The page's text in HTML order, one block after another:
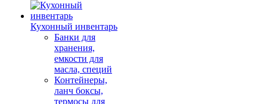
Кухонный инвентарь
Банки для
хранения,
емкости для
масла, специй
Контейнеры,
ланч боксы,
термосы для